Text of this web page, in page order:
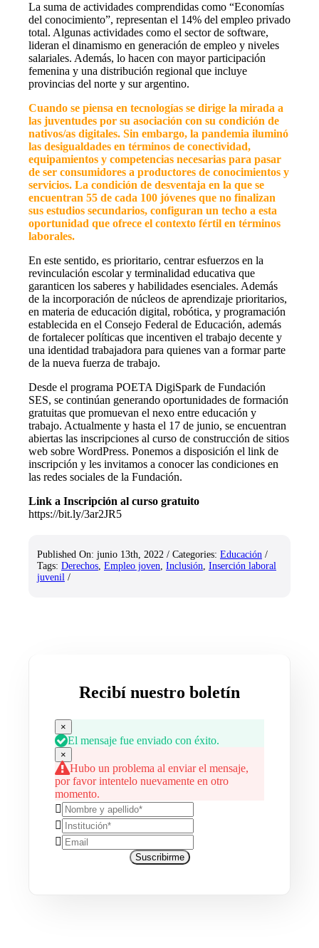
La suma de actividades comprendidas como “Economías
del conocimiento”, representan el 14% del empleo privado
total. Algunas actividades como el sector de software,
lideran el dinamismo en generación de empleo y niveles
salariales. Además, lo hacen con mayor participación
femenina y una distribución regional que incluye
provincias del norte y sur argentino.
Cuando se piensa en tecnologías se dirige la mirada a
las juventudes por su asociación con su condición de
nativos/as digitales. Sin embargo, la pandemia iluminó
las desigualdades en términos de conectividad,
equipamientos y competencias necesarias para pasar
de ser consumidores a productores de conocimientos y
servicios. La condición de desventaja en la que se
encuentran 55 de cada 100 jóvenes que no finalizan
sus estudios secundarios, configuran un techo a esta
oportunidad que ofrece el contexto fértil en términos
laborales.
En este sentido, es prioritario, centrar esfuerzos en la
revinculación escolar y terminalidad educativa que
garanticen los saberes y habilidades esenciales. Además
de la incorporación de núcleos de aprendizaje prioritarios,
en materia de educación digital, robótica, y programación
establecida en el Consejo Federal de Educación, además
de fortalecer políticas que incentiven el trabajo decente y
una identidad trabajadora para quienes van a formar parte
de la nueva fuerza de trabajo.
Desde el programa POETA DigiSpark de Fundación
SES, se continúan generando oportunidades de formación
gratuitas que promuevan el nexo entre educación y
trabajo. Actualmente y hasta el 17 de junio, se encuentran
abiertas las inscripciones al curso de construcción de sitios
web sobre WordPress. Ponemos a disposición el link de
inscripción y les invitamos a conocer las condiciones en
las redes sociales de la Fundación.
Link a Inscripción al curso gratuito
https://bit.ly/3ar2JR5
Published On: junio 13th, 2022/ Categories: Educación/
Tags: Derechos, Empleo joven, Inclusión, Inserción laboral
juvenil/
Recibí nuestro boletín
×
El mensaje fue enviado con éxito.
×
Hubo un problema al enviar el mensaje,
por favor intentelo nuevamente en otro
momento.
Suscribirme